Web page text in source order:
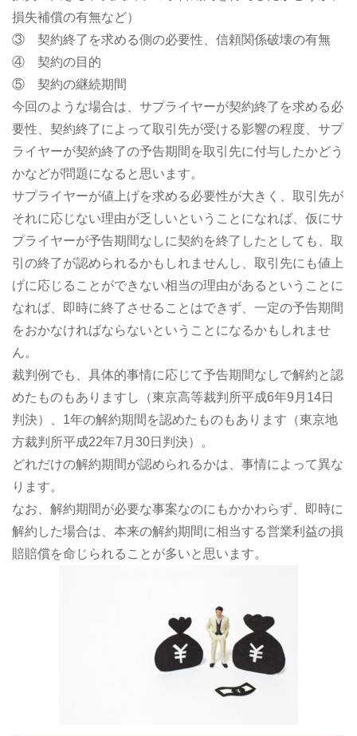
損失補償の有無など）
③ 契約終了を求める側の必要性、信頼関係破壊の有無
④ 契約の目的
⑤ 契約の継続期間
今回のような場合は、サプライヤーが契約終了を求める必
要性、契約終了によって取引先が受ける影響の程度、サプ
ライヤーが契約終了の予告期間を取引先に付与したかどう
かなどが問題になると思います。
サプライヤーが値上げを求める必要性が大きく、取引先が
それに応じない理由が乏しいということになれば、仮にサ
プライヤーが予告期間なしに契約を終了したとしても、取
引の終了が認められるかもしれませんし、取引先にも値上
げに応じることができない相当の理由があるということに
なれば、即時に終了させることはできず、一定の予告期間
をおかなければならないということになるかもしれませ
ん。
裁判例でも、具体的事情に応じて予告期間なしで解約と認
めたものもありますし（東京高等裁判所平成6年9月14日
判決）、1年の解約期間を認めたものもあります（東京地
方裁判所平成22年7月30日判決）。
どれだけの解約期間が認められるかは、事情によって異な
ります。
なお、解約期間が必要な事案なのにもかかわらず、即時に
解約した場合は、本来の解約期間に相当する営業利益の損
賠賠償を命じられることが多いと思います。